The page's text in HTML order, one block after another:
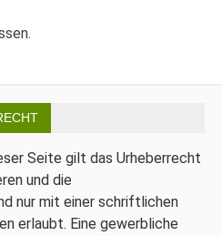
Seite gilt das Urheberrecht
und die
nur mit einer schriftlichen
erlaubt. Eine gewerbliche